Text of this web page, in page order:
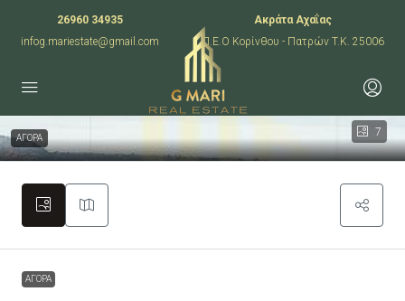
26960 34935
infog.mariestate@gmail.com
Ακράτα Αχαΐας
Π.Ε.Ο Κορίνθου - Πατρών T.K. 25006
7
ΑΓΟΡΑ
ΑΓΟΡΑ